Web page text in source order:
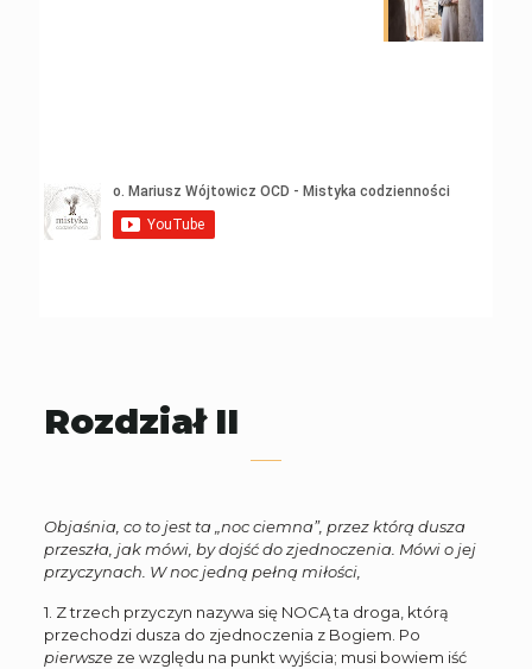
Rozdział II
Objaśnia, co to jest ta „noc ciemna”, przez którą dusza
przeszła, jak mówi, by dojść do zjednoczenia. Mówi o jej
przyczynach. W noc jedną pełną miłości,
1. Z trzech przyczyn nazywa się NOCĄ ta droga, którą
przechodzi dusza do zjednoczenia z Bogiem. Po
pierwszeze względu na punkt wyjścia; musi bowiem iść